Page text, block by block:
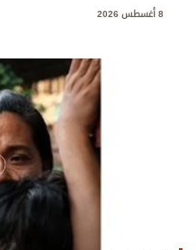
8 أغسطس 2026